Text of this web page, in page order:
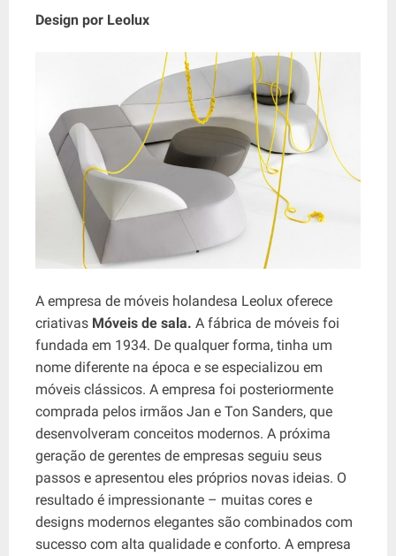
Design por Leolux
A empresa de móveis holandesa Leolux oferece
criativas Móveis de sala. A fábrica de móveis foi
fundada em 1934. De qualquer forma, tinha um
nome diferente na época e se especializou em
móveis clássicos. A empresa foi posteriormente
comprada pelos irmãos Jan e Ton Sanders, que
desenvolveram conceitos modernos. A próxima
geração de gerentes de empresas seguiu seus
passos e apresentou eles próprios novas ideias. O
resultado é impressionante – muitas cores e
designs modernos elegantes são combinados com
sucesso com alta qualidade e conforto. A empresa